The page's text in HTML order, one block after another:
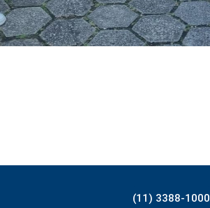
(11) 3388-1000